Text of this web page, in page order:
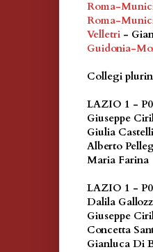
Roma-
Roma-
Velletri -
Guidonia-
Collegi
LAZIO 1 -
Giuseppe
Giulia Castelli
Alberto
Maria Farina
LAZIO 1 -
Dalila
Giuseppe
Concetta
Gianluca Di